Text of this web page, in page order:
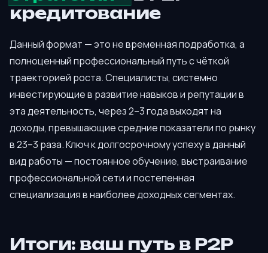
кредитование
Данный формат — это не временная подработка, а
полноценный профессиональный путь с чёткой
траекторией роста. Специалисты, системно
инвестирующие в развитие навыков и репутации в
эта деятельность, через 2–3 года выходят на
доходы, превышающие средние показатели по рынку
в 23–3 раза. Ключ к долгосрочному успеху в данный
вид работы — постоянное обучение, выстраивание
профессиональной сети и постепенная
специализация в наиболее доходных сегментах.
Итоги: ваш путь в P2P